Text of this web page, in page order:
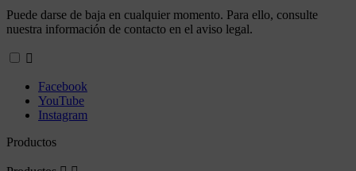
Puede darse de baja en cualquier momento. Para ello, consulte
nuestra información de contacto en el aviso legal.

Facebook
YouTube
Instagram
Productos